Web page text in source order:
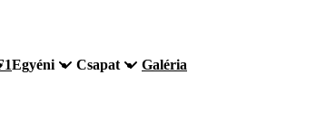
Egyéni Csapat Galéria